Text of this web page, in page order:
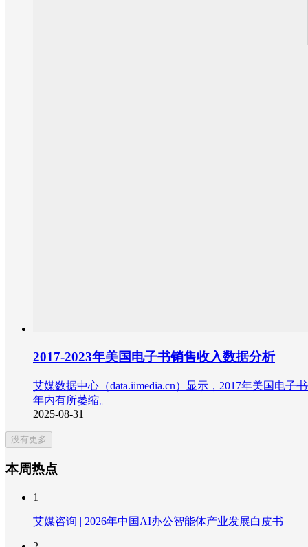
2017-2023年美国电子书销售收入数据分析
艾媒数据中心（data.iimedia.cn）显示，2017年美国电子
年内有所萎缩。
2025-08-31
没有更多
本周热点
1
艾媒咨询 | 2026年中国AI办公智能体产业发展白皮书